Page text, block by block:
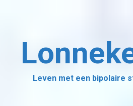
Leven met een bipolaire